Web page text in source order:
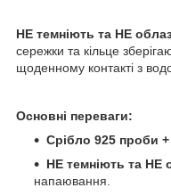
НЕ темніють та НЕ
сережки та кільце
щоденному контакті з
Основні переваги:
Срібло 925 проби
НЕ темніють та НЕ
напаювання.